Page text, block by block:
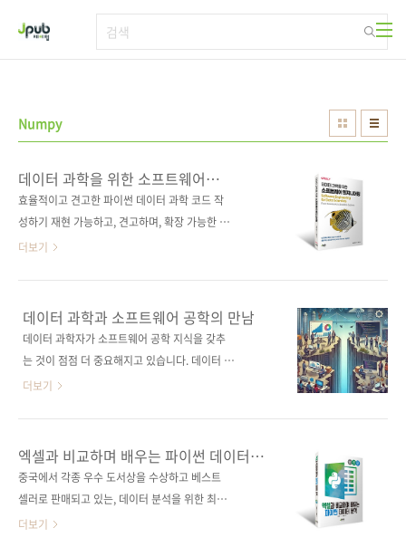
Numpy
데이터 과학을 위한 소프트웨어
엔지니어링
효율적이고 견고한 파이썬 데이터 과학 코드 작
성하기 재현 가능하고, 견고하며, 확장 가능한 코
드를 작성하는 능력은 데이터 과학 프로젝트의
이터 과학과 소프트웨어 엔지니어링 사이의 간
극을 메우고, 소프트웨어 엔지니어링의 모범 사
례를 데이터 과학에 적용하는 방법을 명확하게
제를 통해 더 나은 데이터 과학 코드를 작성하는
방법을 배울 수 있다. 도서구매 사이트(가나다
이십사] [인터파크] [쿠팡] 출판사 제이펍저작
권사 O'Reilly Media원서명 Software
Engineering for Data Sci..
더보기
데이터 과학과 소프트웨어 공학의 만남
데이터 과학자가 소프트웨어 공학 지식을 갖추
는 것이 점점 더 중요해지고 있습니다. 데이터 분
석 코드도 프로젝트가 커질수록 유지보수가 필
더 커집니다. 협업과 확장성을 위해서도 버전 관
리나 테스트 같은 소프트웨어 공학 역량이 필요
합니다. 데이터 과학자도 좋은 코드를 작성할 줄
계, 모델링, 데이터 분석에 집중하다 보니 개발
더보기
엑셀과 비교하며 배우는 파이썬 데이터
분석
중국에서 각종 우수 도서상을 수상하고 베스트
셀러로 판매되고 있는, 데이터 분석을 위한 최고
의 한 권! 도서 구매 사이트(가나다순)[교보문고]
더보기